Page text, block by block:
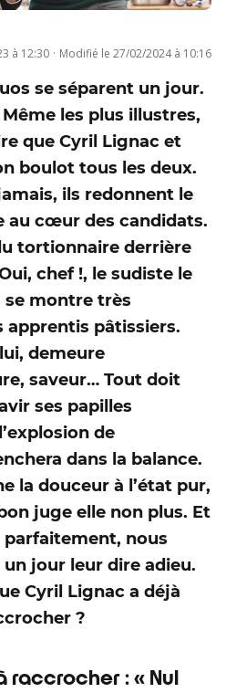
à 12:30 · Modifié le 27/02/2024 à 10:16
se séparent un jour.
les plus illustres,
que Cyril Lignac et
boulot tous les deux.
ils redonnent le
au cœur des candidats.
tortionnaire derrière
chef !, le sudiste le
se montre très
apprentis pâtissiers.
demeure
saveur… Tout doit
ses papilles
de
dans la balance.
la douceur à l’état pur,
juge elle non plus. Et
nous
jour leur dire adieu.
Cyril Lignac a déjà
?
raccrocher : « Nul